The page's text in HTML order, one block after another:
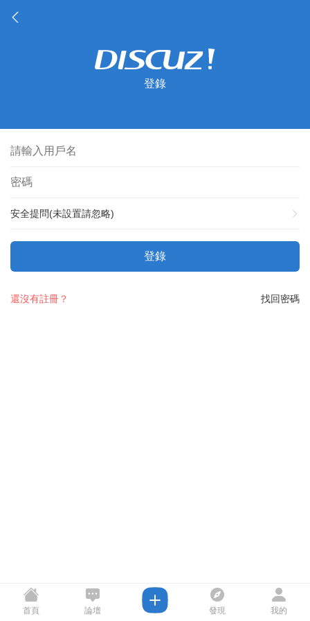
登錄
安全提問(未設置請忽略)
登錄
找回密碼
還沒有註冊？
首頁 論壇 發現 我的